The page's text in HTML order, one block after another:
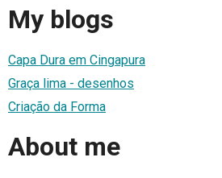
My blogs
Capa Dura em Cingapura
Graça lima - desenhos
Criação da Forma
About me